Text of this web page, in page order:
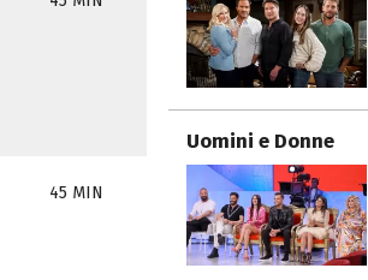
45 MIN
Uomini e Donne